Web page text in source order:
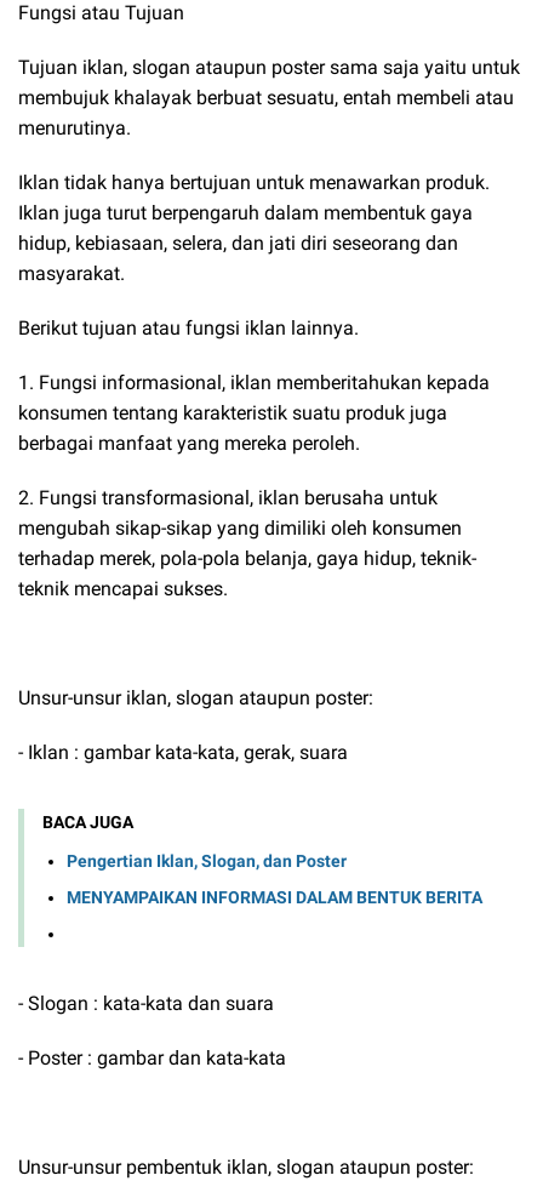
Fungsi atau Tujuan
Tujuan iklan, slogan ataupun poster sama saja yaitu untuk
membujuk khalayak berbuat sesuatu, entah membeli atau
menurutinya.
Iklan tidak hanya bertujuan untuk menawarkan produk.
Iklan juga turut berpengaruh dalam membentuk gaya
hidup, kebiasaan, selera, dan jati diri seseorang dan
masyarakat.
Berikut tujuan atau fungsi iklan lainnya.
1. Fungsi informasional, iklan memberitahukan kepada
konsumen tentang karakteristik suatu produk juga
berbagai manfaat yang mereka peroleh.
2. Fungsi transformasional, iklan berusaha untuk
mengubah sikap-sikap yang dimiliki oleh konsumen
terhadap merek, pola-pola belanja, gaya hidup, teknik-
teknik mencapai sukses.
Unsur-unsur iklan, slogan ataupun poster:
- Iklan : gambar kata-kata, gerak, suara
BACA JUGA
Pengertian Iklan, Slogan, dan Poster
MENYAMPAIKAN INFORMASI DALAM BENTUK BERITA
- Slogan : kata-kata dan suara
- Poster : gambar dan kata-kata
Unsur-unsur pembentuk iklan, slogan ataupun poster: